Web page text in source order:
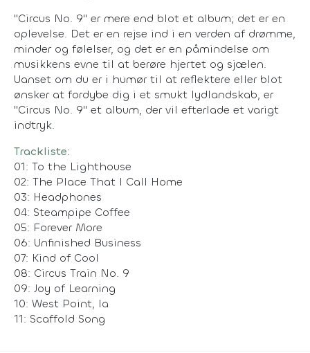
"Circus No. 9" er mere end blot et album; det er en
oplevelse. Det er en rejse ind i en verden af drømme,
minder og følelser, og det er en påmindelse om
musikkens evne til at berøre hjertet og sjælen.
Uanset om du er i humør til at reflektere eller blot
ønsker at fordybe dig i et smukt lydlandskab, er
"Circus No. 9" et album, der vil efterlade et varigt
indtryk.
Trackliste:
01: To the Lighthouse
02: The Place That I Call Home
03: Headphones
04: Steampipe Coffee
05: Forever More
06: Unfinished Business
07: Kind of Cool
08: Circus Train No. 9
09: Joy of Learning
10: West Point, Ia
11: Scaffold Song